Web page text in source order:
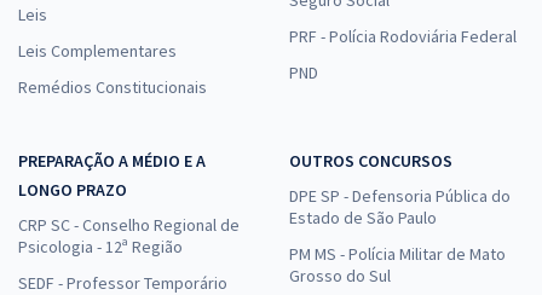
Leis
Leis Complementares
Remédios Constitucionais
PRF - Polícia Rodoviária Federal
PND
PREPARAÇÃO A MÉDIO E A
LONGO PRAZO
CRP SC - Conselho Regional de
Psicologia - 12ª Região
SEDF - Professor Temporário
OUTROS CONCURSOS
DPE SP - Defensoria Pública do
Estado de São Paulo
PM MS - Polícia Militar de Mato
Grosso do Sul